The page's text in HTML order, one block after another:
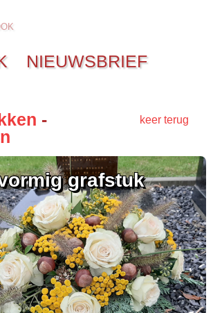
NIEUWSBRIEF
keer terug
-
grafstuk